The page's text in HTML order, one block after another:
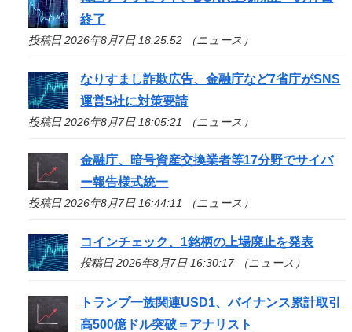
終了
投稿日 2026年8月7日 18:25:52 （ニュース）
なりすまし詐欺広告、金融庁など7省庁がSNS
運営5社に対策要請
投稿日 2026年8月7日 18:05:21 （ニュース）
金融庁、暗号資産交換業者等17分野でサイバ
ー報告様式統一
投稿日 2026年8月7日 16:44:11 （ニュース）
コインチェック、1銘柄の上場廃止を発表
投稿日 2026年8月7日 16:30:17 （ニュース）
トランプ一族関連USD1、バイナンス累計取引
高500億ドル突破＝アナリスト